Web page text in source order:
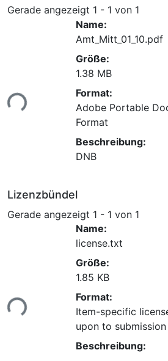
Gerade angezeigt 1 - 1 von 1
Name:
Amt_Mitt_01_10.pdf
Größe:
1.38 MB
Format:
Adobe Portable
Format
Beschreibung:
DNB
Lizenzbündel
Gerade angezeigt 1 - 1 von 1
Name:
license.txt
Größe:
1.85 KB
Format:
Item-specific
upon to submission
Beschreibung: